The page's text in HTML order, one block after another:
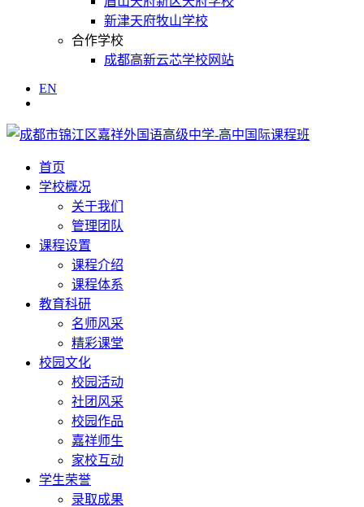
新津天府牧山学校
合作学校
成都高新云芯学校网站
EN
首页
学校概况
关于我们
管理团队
课程设置
课程介绍
课程体系
教育科研
名师风采
精彩课堂
校园文化
校园活动
社团风采
校园作品
嘉祥师生
家校互动
学生荣誉
录取成果